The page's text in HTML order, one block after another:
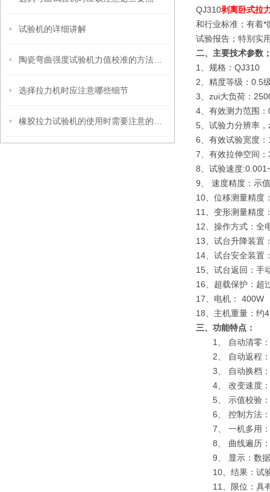
试验机的详细讲解
选择拉力机时应注意哪些细节
QJ310剥离卧式拉
和行业标准；有着*
试验报告；特别实
二、 主要技术参数
1、规格：QJ310
2、精度等级：0.5
3、zui大负荷：
4、有效测力范围
5、试验力分辨率
6、有效试验宽度
7、有效拉伸空间
8、试验速度
9、 速度精度：示
10、位移测量精度
11、变形测量精度
12、操作方式：全
13、试台升降装置
14、试台安全装置
15、试台返回：手
16、超载保护：超
17、电机： 400W
18、主机重量：约
三、 功能特点：
1、 自动清零：
2、 自动返程：
3、 自动换档：
4、 改变速度：
5、 示值校验：
6、 控制方法：
7、 一机多用：
8、 曲线遍历：
9、 显示：数据
10、结果：试验
11、限位：具有